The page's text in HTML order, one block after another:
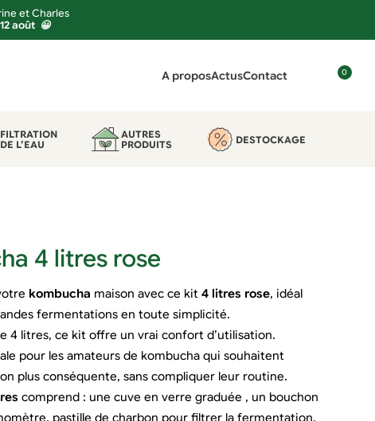
et Charles
août 😀
A proposActusContact
n
0
FILTRATION
DE L’EAU
AUTRES
PRODUITS
DESTOCKAGE
4 litres rose
kombucha maison avec ce kit4 litres rose, idéal
fermentations en toute simplicité.
4 litres, ce kit offre un vrai confort d’utilisation.
pour les amateurs de kombucha qui souhaitent
plus conséquente, sans compliquer leur routine.
comprend : une cuve en verre graduée , un bouchon
pastille de charbon pour filtrer la fermentation,